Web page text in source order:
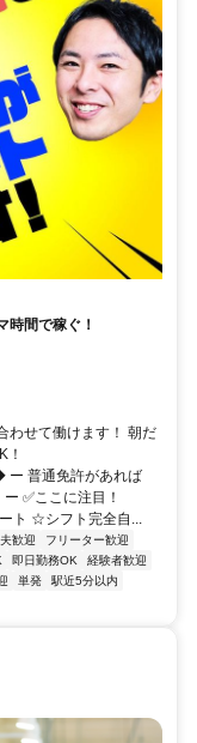
時間で稼ぐ！
わせて働けます！ 朝だ
！
普通免許があれば
✅ここに注目！
☆シフト完全自...
歓迎
フリーター歓迎
即日勤務OK
経験者歓迎
単発
駅近5分以内